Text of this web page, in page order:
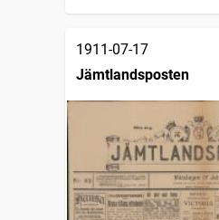
1911-07-17
Jämtlandsposten